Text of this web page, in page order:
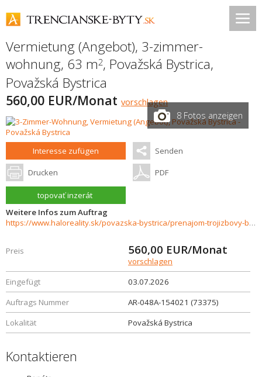
Vermietung (Angebot), 3-zimmer-
wohnung, 63 m2, Považská Bystrica,
Považská Bystrica
560,00 EUR/Monat vorschlagen
8 Fotos anzeigen
Interesse zufügen Senden
Drucken PDF
topovať inzerát
Weitere Infos zum Auftrag
https://www.haloreality.sk/povazska-bystrica/prenajom-trojizbovy-byt-povazska-bystrica/73375
Preis 560,00 EUR/Monat
vorschlagen
Eingefügt
03.07.2026
Auftrags Nummer
AR-048A-154021 (73375)
Lokalität
Považská Bystrica
Kontaktieren